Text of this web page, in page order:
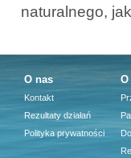
naturalnego,
O nas
Kontakt
Rezultaty działań
Polityka prywatności